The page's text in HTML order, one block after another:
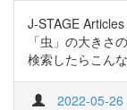
J-STAGE
「虫」の大きさ
検索したらこん
2022-05-26